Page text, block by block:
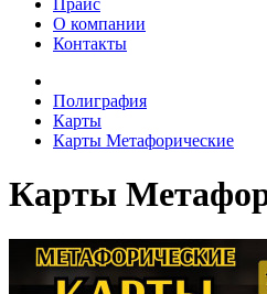
Прайс
О компании
Контакты
Полиграфия
Карты
Карты Метафорические
Карты